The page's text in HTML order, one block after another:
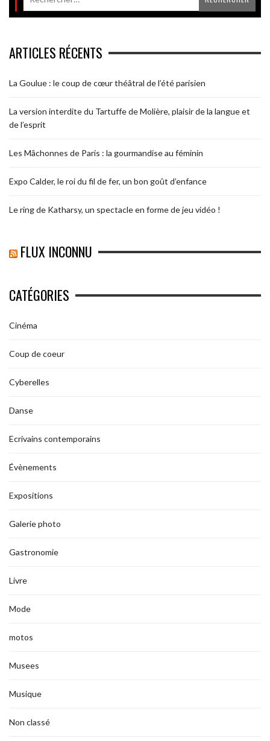
ARTICLES RÉCENTS
La Goulue : le coup de cœur théâtral de l’été parisien
La version interdite du Tartuffe de Molière, plaisir de la langue et
de l’esprit
Les Mâchonnes de Paris : la gourmandise au féminin
Expo Calder, le roi du fil de fer, un bon goût d’enfance
Le ring de Katharsy, un spectacle en forme de jeu vidéo !
FLUX INCONNU
CATÉGORIES
Cinéma
Coup de coeur
Cyberelles
Danse
Ecrivains contemporains
Évènements
Expositions
Galerie photo
Gastronomie
Livre
Mode
motos
Musees
Musique
Non classé